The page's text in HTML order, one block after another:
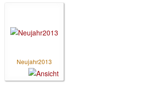
Neujahr2013